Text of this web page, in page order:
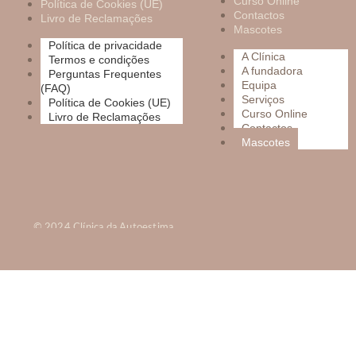
Política de Cookies (UE)
Livro de Reclamações
Política de privacidade
Termos e condições
Perguntas Frequentes
(FAQ)
Política de Cookies (UE)
Livro de Reclamações
Contactos
Mascotes
A Clínica
A fundadora
Equipa
Serviços
Curso Online
Contactos
Mascotes
© 2024 Clínica da Autoestima